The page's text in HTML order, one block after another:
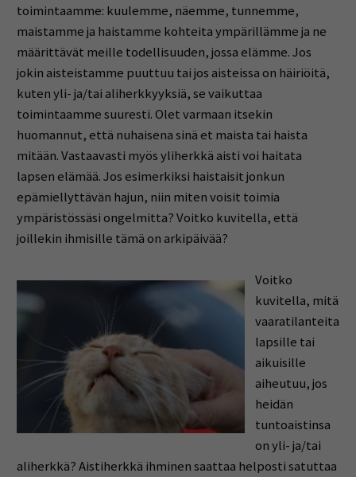
toimintaamme: kuulemme, näemme, tunnemme,
maistamme ja haistamme kohteita ympärillämme ja ne
määrittävät meille todellisuuden, jossa elämme. Jos
jokin aisteistamme puuttuu tai jos aisteissa on häiriöitä,
kuten yli- ja/tai aliherkkyyksiä, se vaikuttaa
toimintaamme suuresti. Olet varmaan itsekin
huomannut, että nuhaisena sinä et maista tai haista
mitään. Vastaavasti myös yliherkkä aisti voi haitata
lapsen elämää. Jos esimerkiksi haistaisit jonkun
epämiellyttävän hajun, niin miten voisit toimia
ympäristössäsi ongelmitta? Voitko kuvitella, että
joillekin ihmisille tämä on arkipäivää?
Voitko
kuvitella, mitä
vaaratilanteita
lapsille tai
aikuisille
aiheutuu, jos
heidän
tuntoaistinsa
on yli- ja/tai
aliherkkä? Aistiherkkä ihminen saattaa helposti satuttaa